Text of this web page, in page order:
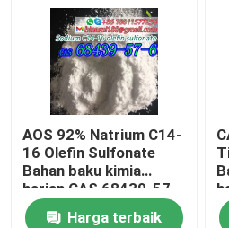
AOS 92% Natrium C14-
16 Olefin Sulfonate
Bahan baku kimia
harian CAS 68439-57-
6
Harga terbaik